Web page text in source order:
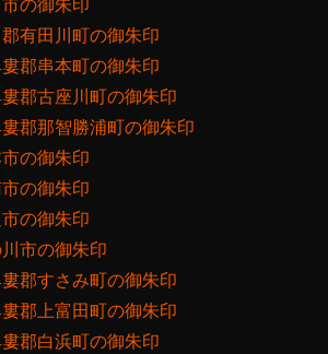
の御朱印
有田川町の御朱印
郡串本町の御朱印
郡古座川町の御朱印
郡那智勝浦町の御朱印
の御朱印
の御朱印
の御朱印
市の御朱印
郡すさみ町の御朱印
郡上富田町の御朱印
郡白浜町の御朱印